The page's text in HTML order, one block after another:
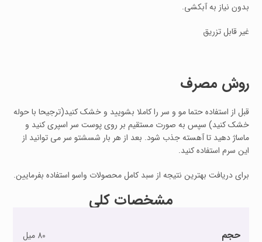
بدون نیاز به آبکشی.
غیر قابل تزریق
روش مصرف
قبل از استفاده حتما مو و سر را کاملا بشویید و خشک کنید(ترجیحا با حوله
خشک کنید) سپس به صورت مستقیم بر روی پوست سر اسپری کنید و
ماساژ دهید تا آهسته جذب شود. بعد از هر بار شسشتو سر می توانید از
این سرم استفاده کنید.
برای دریافت بهترین نتیجه از سبد کامل محصولات واسو استفاده بفرمایین.
مشخصات کلی
حجم 80 میل